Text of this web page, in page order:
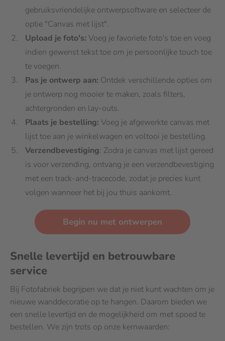
gebruiksvriendelijke ontwerpsoftware en selecteer de
optie "Canvas met lijst".
Upload je foto's: Voeg je favoriete foto's toe en voeg
indien gewenst tekst toe om je persoonlijke touch toe
te voegen.
Pas je ontwerp aan: Ontdek verschillende opties om
je ontwerp nog mooier te maken, zoals filters,
achtergronden en lay-outs.
Plaats je bestelling: Voeg je afgewerkte canvas met
lijst toe aan je winkelwagen en voltooi je bestelling.
Verzendbevestiging: Zodra je canvas met lijst gereed
is voor verzending, ontvang je een verzendbevestiging
met een track-and-tracecode, zodat je precies kunt
volgen wanneer het bij jou thuis aankomt.
Begin nu met ontwerpen
Snelle levertijd en betrouwbare
service
Bij Fotofabriek begrijpen we dat je niet kunt wachten om je
nieuwe wanddecoratie op te hangen. Daarom bieden we
een snelle levertijd en de mogelijkheid om met spoed te
bestellen. We zijn trots op onze kernwaarden: